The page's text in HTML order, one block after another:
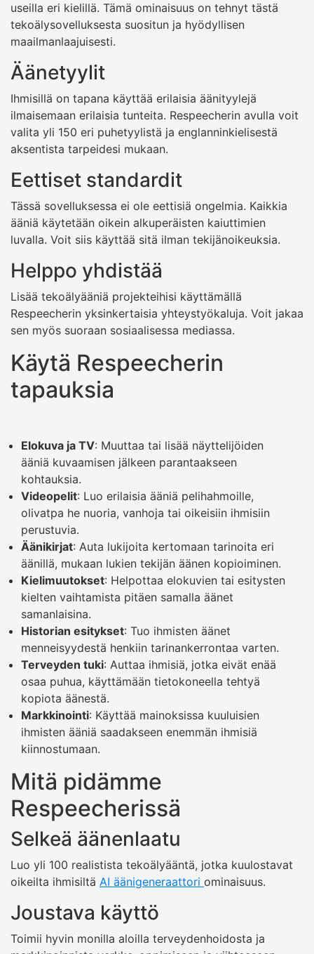
useilla eri kielillä. Tämä ominaisuus on tehnyt tästä
tekoälysovelluksesta suositun ja hyödyllisen
maailmanlaajuisesti.
Äänetyylit
Ihmisillä on tapana käyttää erilaisia ​​äänityylejä
ilmaisemaan erilaisia ​​tunteita. Respeecherin avulla voit
valita yli 150 eri puhetyylistä ja englanninkielisestä
aksentista tarpeidesi mukaan.
Eettiset standardit
Tässä sovelluksessa ei ole eettisiä ongelmia. Kaikkia
ääniä käytetään oikein alkuperäisten kaiuttimien
luvalla. Voit siis käyttää sitä ilman tekijänoikeuksia.
Helppo yhdistää
Lisää tekoälyääniä projekteihisi käyttämällä
Respeecherin yksinkertaisia ​​yhteystyökaluja. Voit jakaa
sen myös suoraan sosiaalisessa mediassa.
Käytä Respeecherin
tapauksia
Elokuva ja TV: Muuttaa tai lisää näyttelijöiden
ääniä kuvaamisen jälkeen parantaakseen
kohtauksia.
Videopelit: Luo erilaisia ​​ääniä pelihahmoille,
olivatpa he nuoria, vanhoja tai oikeisiin ihmisiin
perustuvia.
Äänikirjat: Auta lukijoita kertomaan tarinoita eri
äänillä, mukaan lukien tekijän äänen kopioiminen.
Kielimuutokset: Helpottaa elokuvien tai esitysten
kielten vaihtamista pitäen samalla äänet
samanlaisina.
Historian esitykset: Tuo ihmisten äänet
menneisyydestä henkiin tarinankerrontaa varten.
Terveyden tuki: Auttaa ihmisiä, jotka eivät enää
osaa puhua, käyttämään tietokoneella tehtyä
kopiota äänestä.
Markkinointi: Käyttää mainoksissa kuuluisien
ihmisten ääniä saadakseen enemmän ihmisiä
kiinnostumaan.
Mitä pidämme
Respeecherissä
Selkeä äänenlaatu
Luo yli 100 realistista tekoälyääntä, jotka kuulostavat
oikeilta ihmisiltä AI äänigeneraattori ominaisuus.
Joustava käyttö
Toimii hyvin monilla aloilla terveydenhoidosta ja